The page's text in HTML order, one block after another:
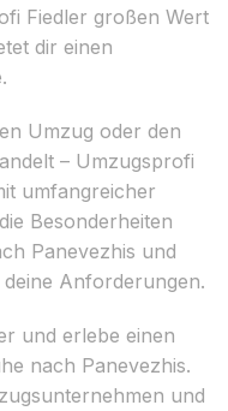
Fiedler großen Wert
dir einen
Umzug oder den
– Umzugsprofi
umfangreicher
Besonderheiten
Panevezhis und
Anforderungen.
und erlebe einen
nach Panevezhis.
und